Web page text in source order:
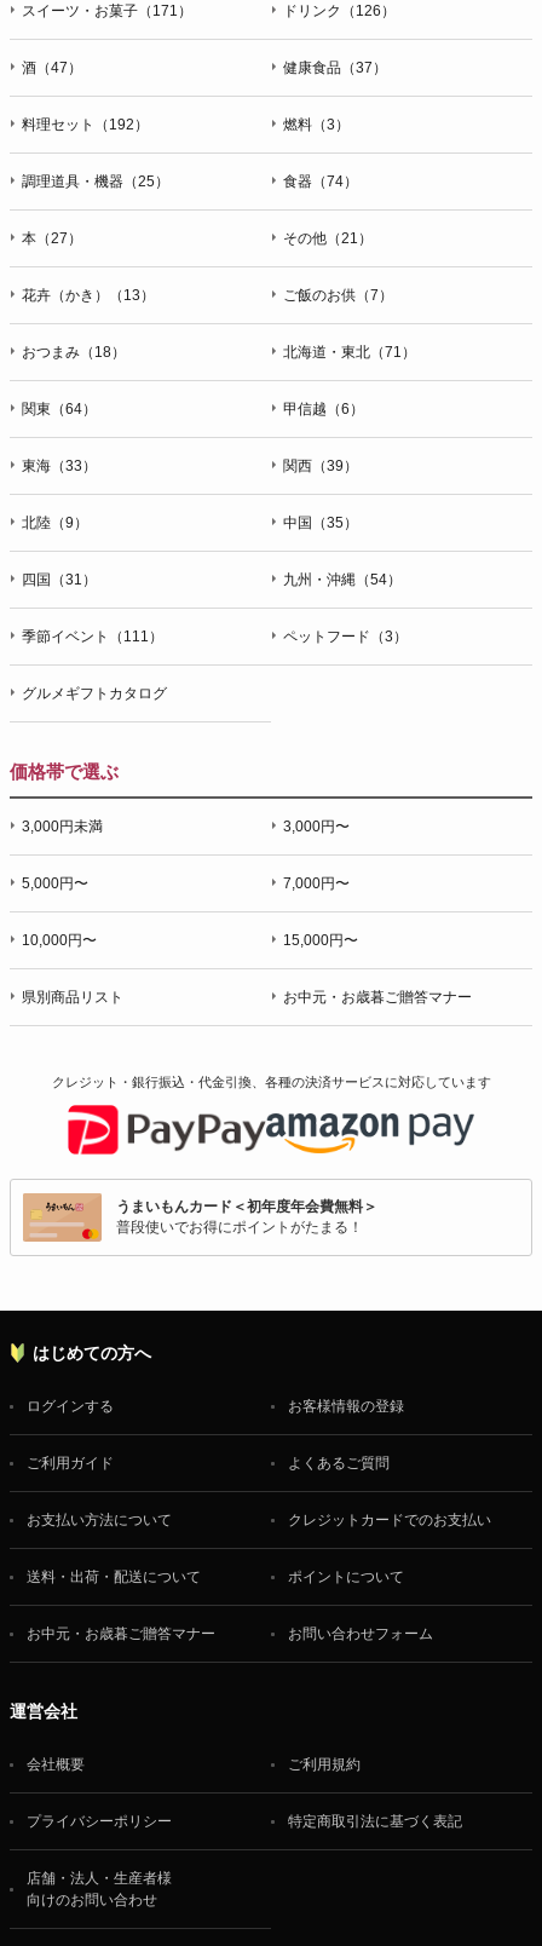
スイーツ・お菓子（171） ドリンク（126）
酒（47） 健康食品（37）
料理セット（192） 燃料（3）
調理道具・機器（25） 食器（74）
本（27） その他（21）
花卉（かき）（13） ご飯のお供（7）
おつまみ（18） 北海道・東北（71）
関東（64） 甲信越（6）
東海（33） 関西（39）
北陸（9） 中国（35）
四国（31） 九州・沖縄（54）
季節イベント（111） ペットフード（3）
グルメギフトカタログ
価格帯で選ぶ
3,000円未満 3,000円〜
5,000円〜 7,000円〜
10,000円〜 15,000円〜
県別商品リスト お中元・お歳暮ご贈答マナー
クレジット・銀行振込・代金引換、各種の決済サービスに対応しています
うまいもんカード＜初年度年会費無料＞
普段使いでお得にポイントがたまる！
はじめての方へ
ログインする お客様情報の登録
ご利用ガイド よくあるご質問
お支払い方法について クレジットカードでのお支払い
送料・出荷・配送について ポイントについて
お中元・お歳暮ご贈答マナー お問い合わせフォーム
運営会社
会社概要 ご利用規約
プライバシーポリシー 特定商取引法に基づく表記
店舗・法人・生産者様
向けのお問い合わせ